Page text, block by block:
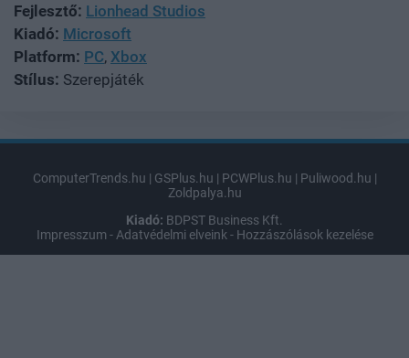
Fejlesztő: Lionhead Studios
Kiadó: Microsoft
Platform: PC, Xbox
Stílus: Szerepjáték
ComputerTrends.hu | GSPlus.hu | PCWPlus.hu | Puliwood.hu |
Zoldpalya.hu
Kiadó: BDPST Business Kft.
Impresszum - Adatvédelmi elveink - Hozzászólások kezelése